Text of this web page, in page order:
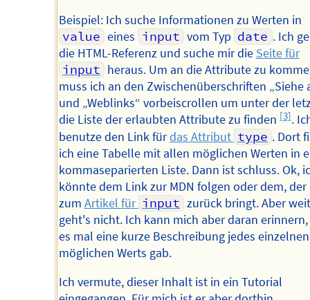
Beispiel: Ich suche Informationen zu Werten in
value eines input vom Typ date . Ich
die HTML-Referenz und suche mir die Seite für
input heraus. Um an die Attribute zu
muss ich an den Zwischenüberschriften „Siehe
und „Weblinks“ vorbeiscrollen um unter der
die Liste der erlaubten Attribute zu finden[3].
benutze den Link fürdas Attribut type . Dort
ich eine Tabelle mit allen möglichen Werten in
kommaseparierten Liste. Dann ist schluss. Ok,
könnte dem Link zur MDN folgen oder dem, der
zum Artikel für input zurück bringt. Aber
geht's nicht. Ich kann mich aber daran erinnern,
es mal eine kurze Beschreibung jedes einzelnen
möglichen Werts gab.
Ich vermute, dieser Inhalt ist in ein Tutorial